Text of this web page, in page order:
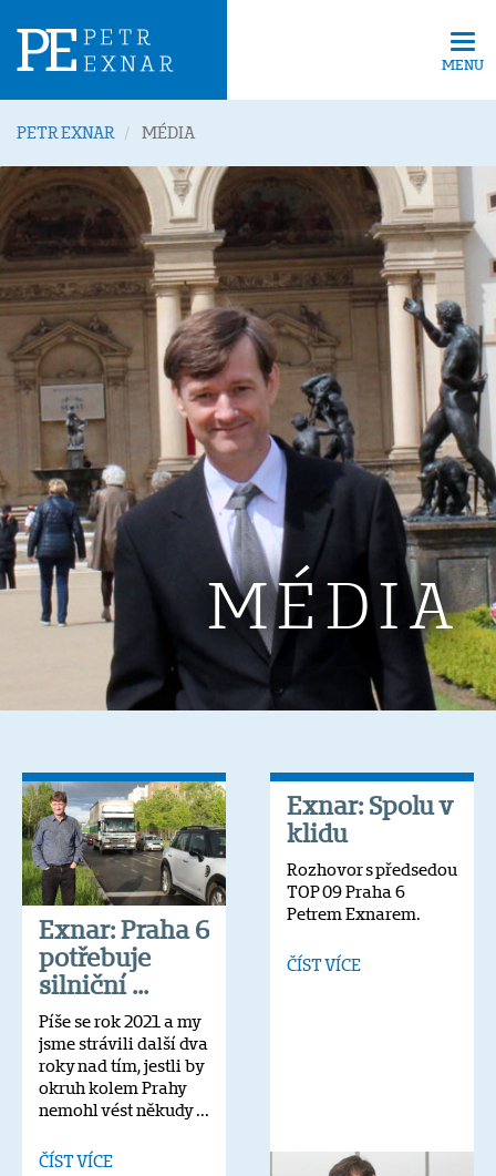
MENU
PETR EXNAR MÉDIA
MÉDIA
Exnar: Praha 6
potřebuje
silniční ...
Píše se rok 2021 a my
jsme strávili další dva
roky nad tím, jestli by
okruh kolem Prahy
nemohl vést někudy ...
ČÍST VÍCE
Exnar: Spolu v
klidu
Rozhovor s předsedou
TOP 09 Praha 6
Petrem Exnarem.
ČÍST VÍCE